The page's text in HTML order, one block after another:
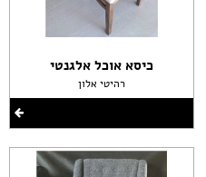
כיסא אוכל אלגנטי
רהיטי אלון